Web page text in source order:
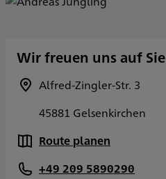
Wir freuen uns auf Sie
Alfred-Zingler-Str. 3
45881 Gelsenkirchen
Route planen
+49 209 5890290